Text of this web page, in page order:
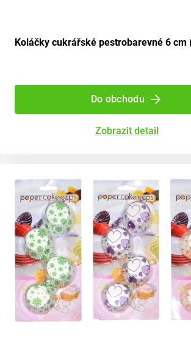
Do obchodu
Zobrazit detail